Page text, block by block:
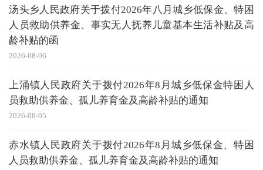
汤头乡人民政府关于拨付2026年八月城乡低保金、特困
人员救助供养金、事实无人抚养儿童基本生活补贴及高
龄补贴的函
2026-08-06
上涌镇人民政府关于拨付2026年8月城乡低保金特困人
员救助供养金、孤儿养育金及高龄补贴的通知
2026-08-05
赤水镇人民政府关于拨付2026年8月城乡低保金、特困
人员救助供养金、孤儿养育金及高龄补贴的通知